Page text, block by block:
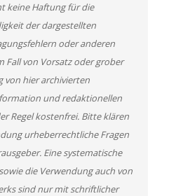
keine Haftung für die
der dargestellten
oder anderen
Fall von Vorsatz oder grober
von hier archivierten
und redaktionellen
Regel kostenfrei. Bitte klären
urheberrechtliche Fragen
Eine systematische
die Verwendung auch von
sind nur mit schriftlicher